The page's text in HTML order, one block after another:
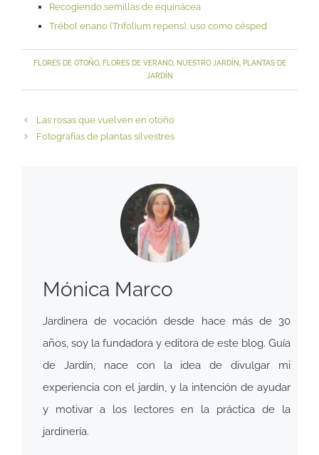
Recogiendo semillas de equinácea
Trébol enano (Trifolium repens), uso como césped
FLORES DE OTOÑO, FLORES DE VERANO, NUESTRO JARDÍN
PLANTAS DE
JARDÍN
Las rosas que vuelven en otoño
Fotografías de plantas silvestres
Mónica Marco
Jardinera de vocación desde hace más de 30
años, soy la fundadora y editora de este blog. Guía
de Jardín, nace con la idea de divulgar mi
experiencia con el jardín, y la intención de ayudar
y motivar a los lectores en la práctica de la
jardinería.